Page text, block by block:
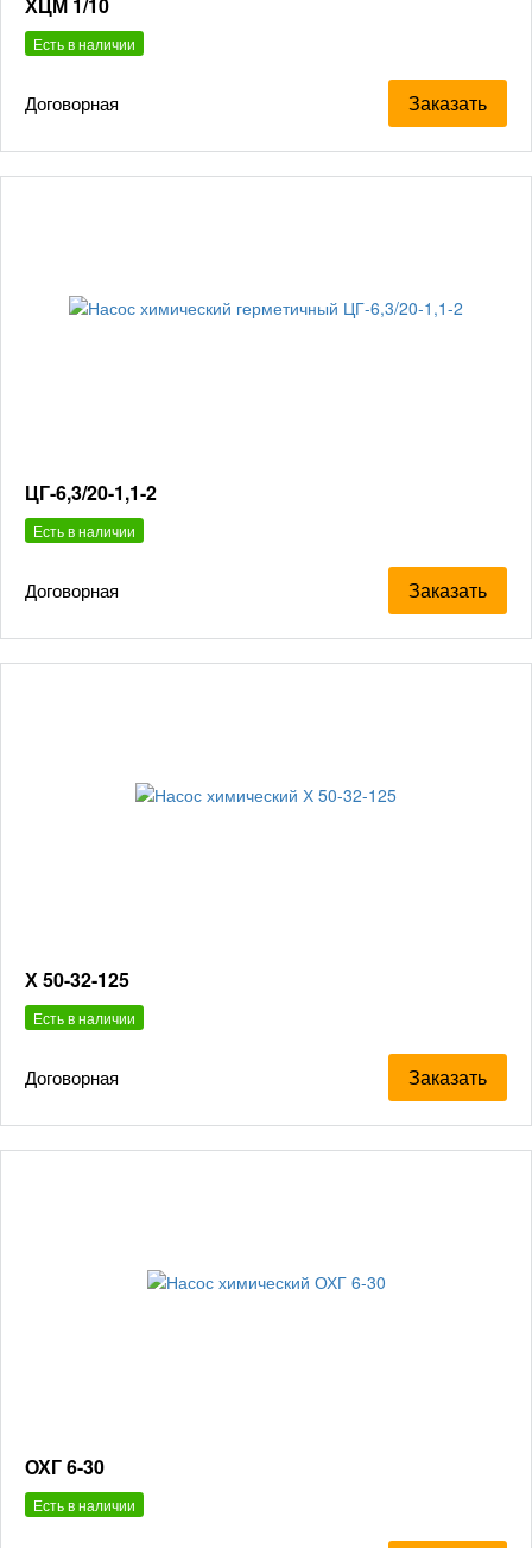
Есть в наличии
Договорная Заказать
ЦГ-6,3/20-1,1-2
Есть в наличии
Договорная Заказать
Х 50-32-125
Есть в наличии
Договорная Заказать
ОХГ 6-30
Есть в наличии